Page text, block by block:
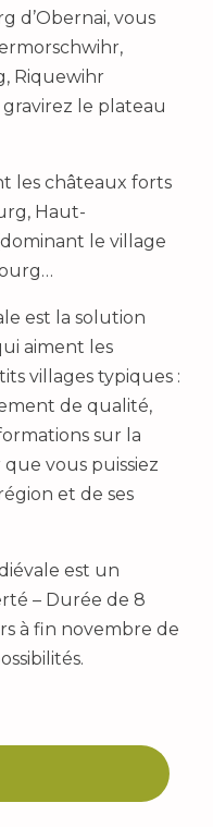
d’Obernai, vous
Riquewihr
le plateau
les châteaux forts
Haut-
le village
est la solution
aiment les
villages typiques :
de qualité,
sur la
vous puissiez
et de ses
est un
– Durée de 8
à fin novembre de